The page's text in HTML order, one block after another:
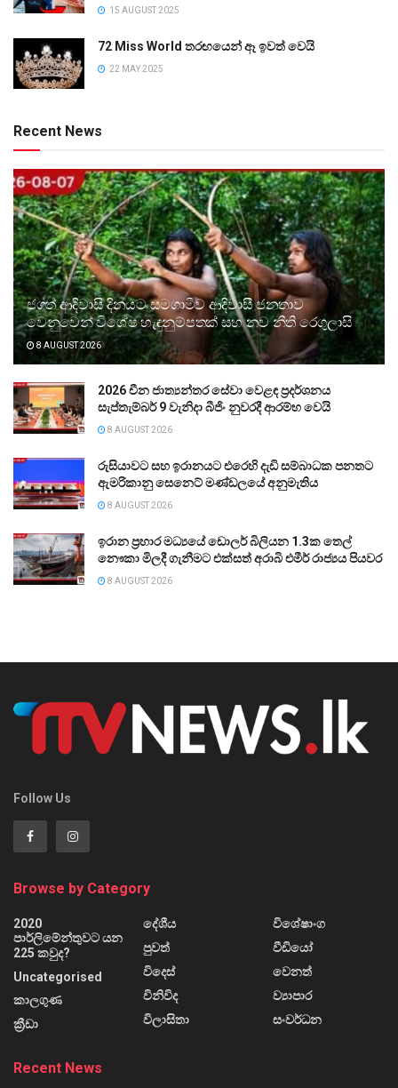
15 AUGUST 2025
72 Miss World තරඟයෙන් ඈ ඉවත් වෙයි
22 MAY 2025
Recent News
ජගත් ආදිවාසි දිනයට සමගාමීව ආදිවාසී ජනතාව
වෙනුවෙන් විශේෂ හැඳුනුම්පතක් සහ නව නීති රෙගුලාසි
8 AUGUST 2026
2026 චීන ජාත්‍යන්තර සේවා වෙළඳ ප්‍රදර්ශනය
සැප්තැම්බර් 9 වැනිදා බීජිං නුවරදී ආරම්භ වෙයි
8 AUGUST 2026
රුසියාවට සහ ඉරානයට එරෙහි දැඩි සම්බාධක පනතට
ඇමරිකානු සෙනෙට් මණ්ඩලයේ අනුමැතිය
8 AUGUST 2026
ඉරාන ප්‍රහාර මධ්‍යයේ ඩොලර් බිලියන 1.3ක තෙල්
නෞකා මිලදී ගැනීමට එක්සත් අරාබි එමීර් රාජ්‍යය පියවර
8 AUGUST 2026
Follow Us
Browse by Category
2020
පාර්ලිමේන්තුවට යන
225 කවුද?
Uncategorised
කාලගුණ
ක්‍රීඩා
දේශීය
පුවත්
විදෙස්
විනිවිද
විලාසිතා
විශේෂාංග
වීඩියෝ
වෙනත්
ව්‍යාපාර
සංවර්ධන
Recent News